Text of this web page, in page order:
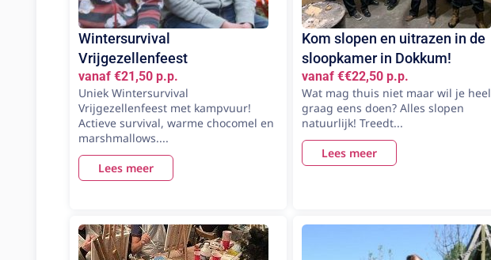
Wintersurvival
Vrijgezellenfeest
vanaf €21,50 p.p.
Uniek Wintersurvival
Vrijgezellenfeest met kampvuur!
Actieve survival, warme chocomel en
marshmallows....
Lees meer
Kom slopen en uitrazen in de
sloopkamer in Dokkum!
vanaf €€22,50 p.p.
Wat mag thuis niet maar wil je heel
graag eens doen? Alles slopen
natuurlijk! Treedt...
Lees meer